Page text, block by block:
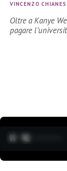
VINCENZO
Oltre a Kanye
pagare